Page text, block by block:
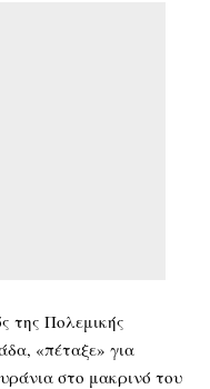
της Πολεμικής
«πέταξε» για
στο μακρινό του